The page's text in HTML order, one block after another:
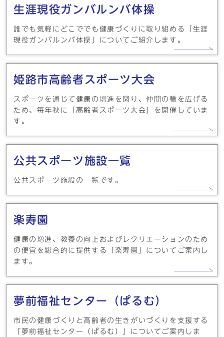
生涯現役ガンバルンバ体操
誰でも気軽にどこででも健康づくりに取り組める「生涯
現役ガンバルンバ体操」についてご紹介します。
姫路市高齢者スポーツ大会
スポーツを通じて健康の増進を図り、仲間の輪を広げる
ため、毎年秋に「高齢者スポーツ大会」を開催していま
す。
公共スポーツ施設一覧
公共スポーツ施設の一覧です。
楽寿園
健康の増進、教養の向上およびレクリエーションのため
の便宜を総合的に提供する「楽寿園」についてご案内し
ます。
夢前福祉センター（ぱるむ）
市民の健康づくりと高齢者の生きがいづくりを支援する
「夢前福祉センター（ぱるむ）」についてご案内しま